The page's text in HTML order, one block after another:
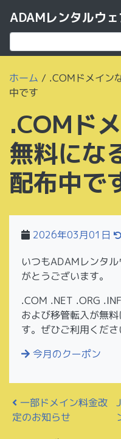
ADAMレンタルウ
ホーム / .COMドメイン
中です
.COMド
無料にな
配布中で
2026年03月01日
いつもADAMレンタ
がとうございます。
.COM .NET .ORG
および移管転入が無
す。ぜひご利用くださ
今月のクーポン
投稿ナビ
一部ドメイン料金改
定のお知らせ